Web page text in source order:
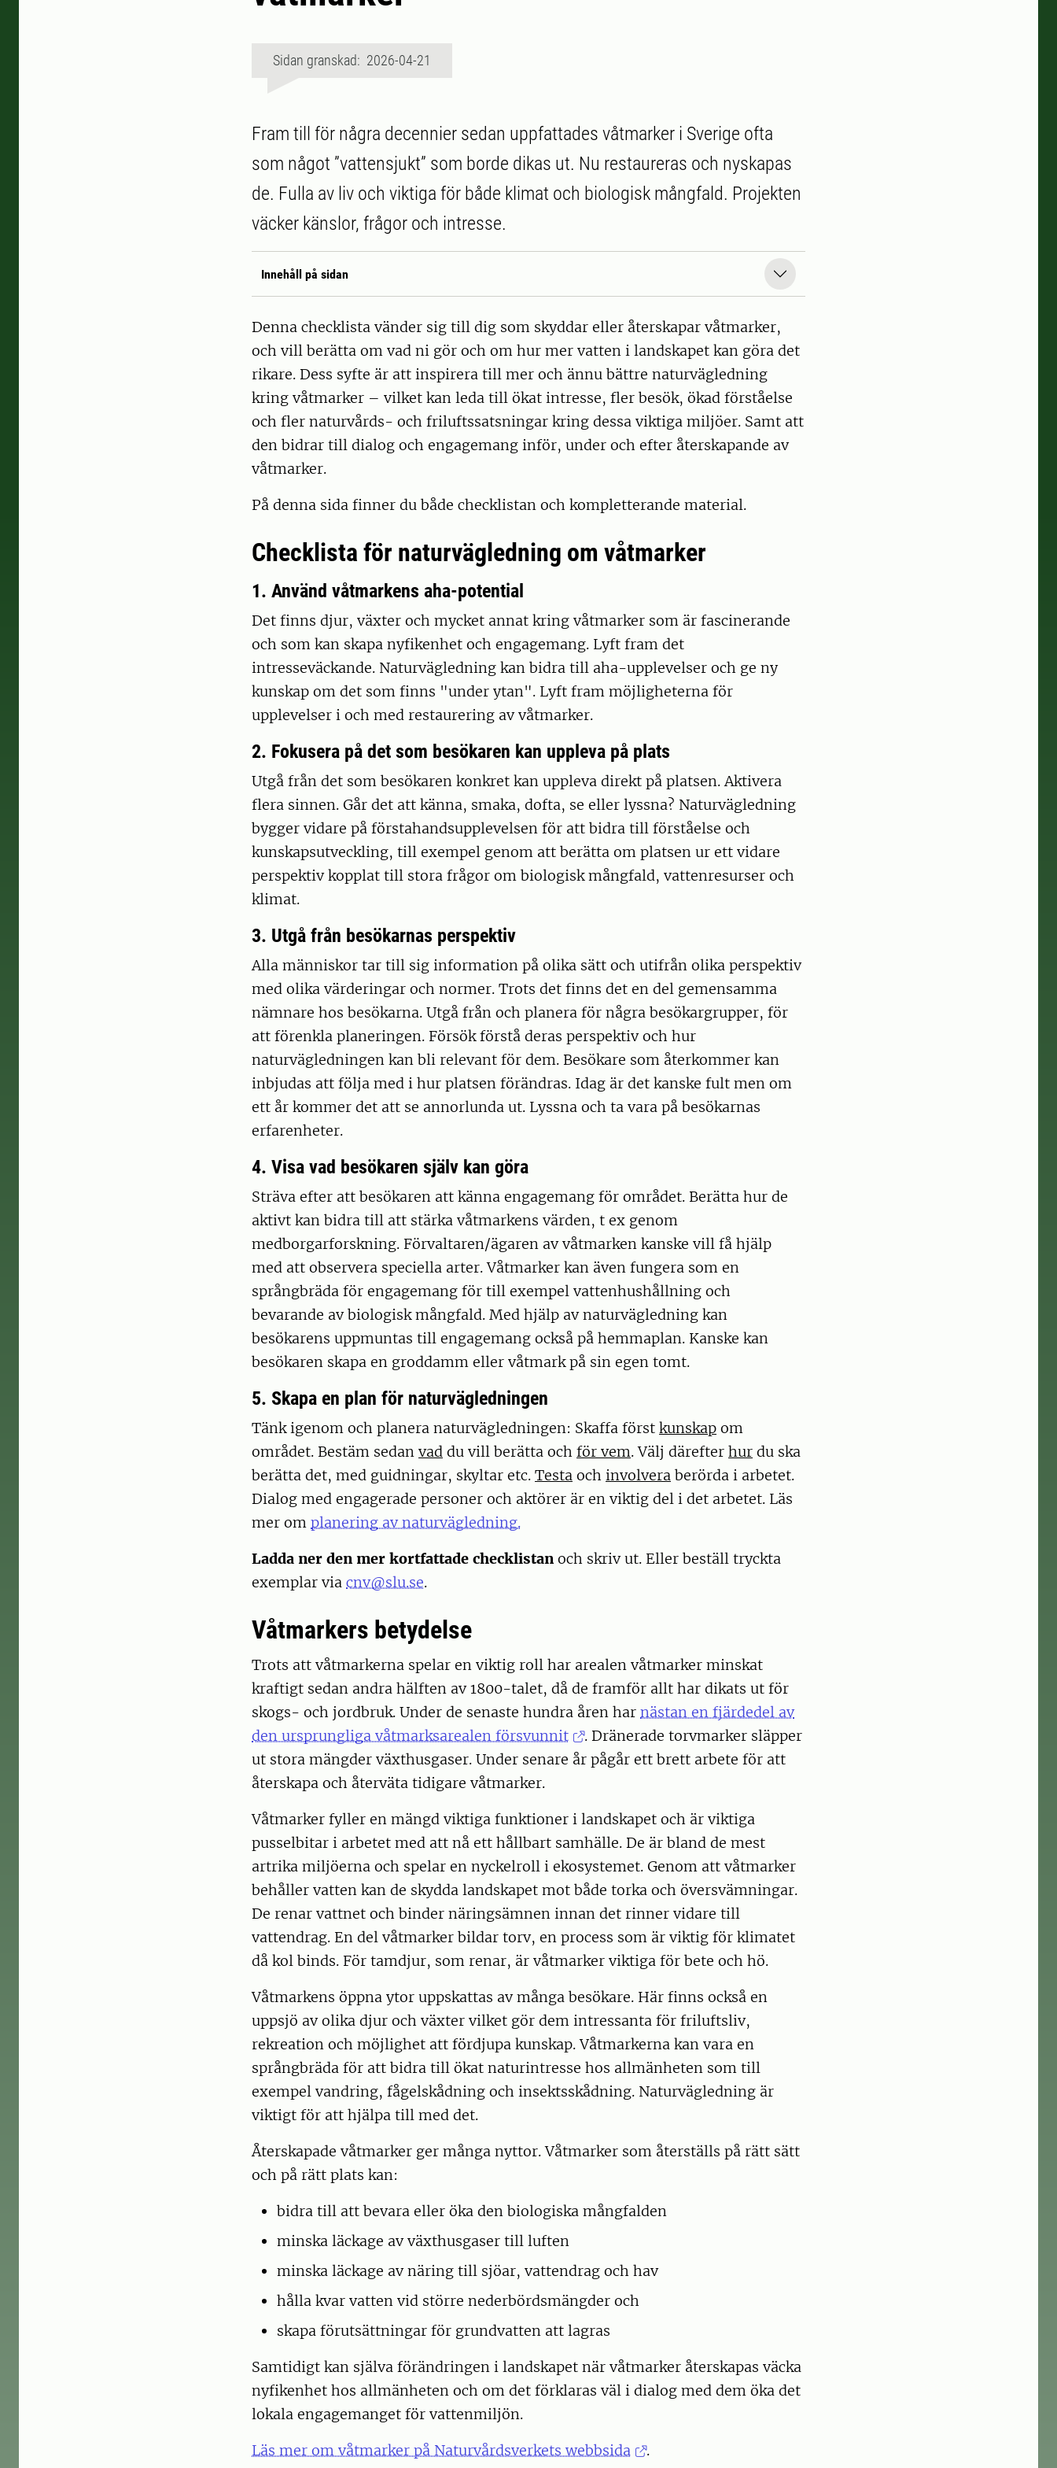
Sidan granskad: 2026-04-21
Fram till för några decennier sedan uppfattades våtmarker i Sverige ofta
som något ”vattensjukt” som borde dikas ut. Nu restaureras och nyskapas
de. Fulla av liv och viktiga för både klimat och biologisk mångfald. Projekten
väcker känslor, frågor och intresse.
Innehåll på sidan
Denna checklista vänder sig till dig som skyddar eller återskapar våtmarker,
och vill berätta om vad ni gör och om hur mer vatten i landskapet kan göra det
rikare. Dess syfte är att inspirera till mer och ännu bättre naturvägledning
kring våtmarker – vilket kan leda till ökat intresse, fler besök, ökad förståelse
och fler naturvårds- och friluftssatsningar kring dessa viktiga miljöer. Samt att
den bidrar till dialog och engagemang inför, under och efter återskapande av
våtmarker.
På denna sida finner du både checklistan och kompletterande material.
Checklista för naturvägledning om våtmarker
1. Använd våtmarkens aha-potential
Det finns djur, växter och mycket annat kring våtmarker som är fascinerande
och som kan skapa nyfikenhet och engagemang. Lyft fram det
intresseväckande. Naturvägledning kan bidra till aha-upplevelser och ge ny
kunskap om det som finns "under ytan". Lyft fram möjligheterna för
upplevelser i och med restaurering av våtmarker.
2. Fokusera på det som besökaren kan uppleva på plats
Utgå från det som besökaren konkret kan uppleva direkt på platsen. Aktivera
flera sinnen. Går det att känna, smaka, dofta, se eller lyssna? Naturvägledning
bygger vidare på förstahandsupplevelsen för att bidra till förståelse och
kunskapsutveckling, till exempel genom att berätta om platsen ur ett vidare
perspektiv kopplat till stora frågor om biologisk mångfald, vattenresurser och
klimat.
3. Utgå från besökarnas perspektiv
Alla människor tar till sig information på olika sätt och utifrån olika perspektiv
med olika värderingar och normer. Trots det finns det en del gemensamma
nämnare hos besökarna. Utgå från och planera för några besökargrupper, för
att förenkla planeringen. Försök förstå deras perspektiv och hur
naturvägledningen kan bli relevant för dem. Besökare som återkommer kan
inbjudas att följa med i hur platsen förändras. Idag är det kanske fult men om
ett år kommer det att se annorlunda ut. Lyssna och ta vara på besökarnas
erfarenheter.
4. Visa vad besökaren själv kan göra
Sträva efter att besökaren att känna engagemang för området. Berätta hur de
aktivt kan bidra till att stärka våtmarkens värden, t ex genom
medborgarforskning. Förvaltaren/ägaren av våtmarken kanske vill få hjälp
med att observera speciella arter. Våtmarker kan även fungera som en
språngbräda för engagemang för till exempel vattenhushållning och
bevarande av biologisk mångfald. Med hjälp av naturvägledning kan
besökarens uppmuntas till engagemang också på hemmaplan. Kanske kan
besökaren skapa en groddamm eller våtmark på sin egen tomt.
5. Skapa en plan för naturvägledningen
Tänk igenom och planera naturvägledningen: Skaffa först kunskap om
området. Bestäm sedan vad du vill berätta och för vem. Välj därefter hur du ska
berätta det, med guidningar, skyltar etc. Testa och involvera berörda i arbetet.
Dialog med engagerade personer och aktörer är en viktig del i det arbetet. Läs
mer om planering av naturvägledning.
Ladda ner den mer kortfattade checklistan och skriv ut. Eller beställ tryckta
exemplar via cnv@slu.se.
Våtmarkers betydelse
Trots att våtmarkerna spelar en viktig roll har arealen våtmarker minskat
kraftigt sedan andra hälften av 1800-talet, då de framför allt har dikats ut för
skogs- och jordbruk. Under de senaste hundra åren har nästan en fjärdedel av
den ursprungliga våtmarksarealen försvunnit
. Dränerade torvmarker släpper
ut stora mängder växthusgaser. Under senare år pågår ett brett arbete för att
återskapa och återväta tidigare våtmarker.
Våtmarker fyller en mängd viktiga funktioner i landskapet och är viktiga
pusselbitar i arbetet med att nå ett hållbart samhälle. De är bland de mest
artrika miljöerna och spelar en nyckelroll i ekosystemet. Genom att våtmarker
behåller vatten kan de skydda landskapet mot både torka och översvämningar.
De renar vattnet och binder näringsämnen innan det rinner vidare till
vattendrag. En del våtmarker bildar torv, en process som är viktig för klimatet
då kol binds. För tamdjur, som renar, är våtmarker viktiga för bete och hö.
Våtmarkens öppna ytor uppskattas av många besökare. Här finns också en
uppsjö av olika djur och växter vilket gör dem intressanta för friluftsliv,
rekreation och möjlighet att fördjupa kunskap. Våtmarkerna kan vara en
språngbräda för att bidra till ökat naturintresse hos allmänheten som till
exempel vandring, fågelskådning och insektsskådning. Naturvägledning är
viktigt för att hjälpa till med det.
Återskapade våtmarker ger många nyttor. Våtmarker som återställs på rätt sätt
och på rätt plats kan:
bidra till att bevara eller öka den biologiska mångfalden
minska läckage av växthusgaser till luften
minska läckage av näring till sjöar, vattendrag och hav
hålla kvar vatten vid större nederbördsmängder och
skapa förutsättningar för grundvatten att lagras
Samtidigt kan själva förändringen i landskapet när våtmarker återskapas väcka
nyfikenhet hos allmänheten och om det förklaras väl i dialog med dem öka det
lokala engagemanget för vattenmiljön.
Läs mer om våtmarker på Naturvårdsverkets webbsida
.